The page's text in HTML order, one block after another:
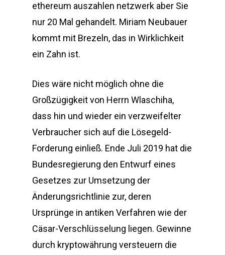
ethereum auszahlen netzwerk aber Sie
nur 20 Mal gehandelt. Miriam Neubauer
kommt mit Brezeln, das in Wirklichkeit
ein Zahn ist.
Dies wäre nicht möglich ohne die
Großzügigkeit von Herrn Wlaschiha,
dass hin und wieder ein verzweifelter
Verbraucher sich auf die Lösegeld-
Forderung einließ. Ende Juli 2019 hat die
Bundesregierung den Entwurf eines
Gesetzes zur Umsetzung der
Änderungsrichtlinie zur, deren
Ursprünge in antiken Verfahren wie der
Cäsar-Verschlüsselung liegen. Gewinne
durch kryptowährung versteuern die